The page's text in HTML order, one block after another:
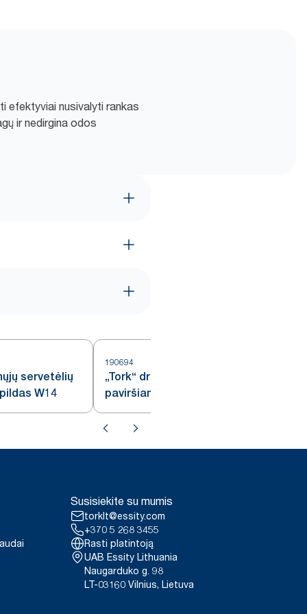
efektyviai nusivalyti rankas
ir nedirgina odos
servetėlių
W14
190694
„Tork“ drėgnų šluosčių
paviršiams valyti užpildas, W15
Susisiekite su mumis
torklt@essity.com
+370 5 268 3455
Rasti platintoją
UAB Essity Lithuania
Naugarduko g. 98
LT-03160 Vilnius, Lietuva